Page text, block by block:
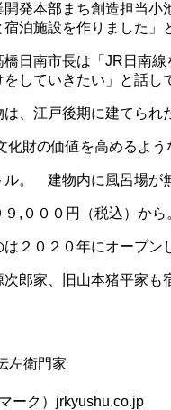
発本部まち創造担当小
泊施設を作りました」
日南市長は「JR日南線
していきたい」と話し
、江戸後期に建てられ
財の価値を高めるよ
。 建物内に風呂場が
,０００円（税込）か
２０２０年にオープン
郎家、旧山本猪平家も
左衛門家
ーク）jrkyushu.co.jp